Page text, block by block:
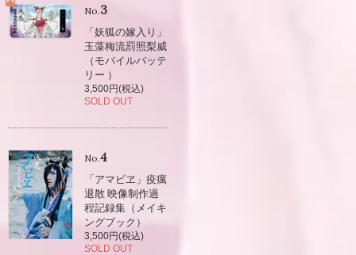
No.3
「妖狐の嫁入り」
玉藻梅流罰照梨威
（モバイルバッテ
リー ）
3,500円(税込)
SOLD OUT
No.4
「アマビヱ」疫癘
退散 映像制作過
程記録集（メイキ
ングブック）
3,500円(税込)
SOLD OUT